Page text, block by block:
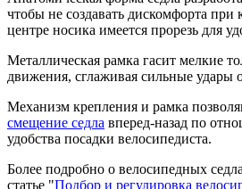
чтобы не создавать дискомфорта при
центре носика имеется прорезь для
Металлическая рамка гасит мелкие
движения, сглаживая сильные удары
Механизм крепления и рамка
смещение седла вперед-назад по
удобства посадки велосипедиста.
Более подробно о велосипедных
статье "Подбор и регулировка